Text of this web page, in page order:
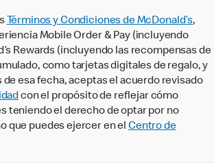
Términos y Condiciones de McDonald’s,
Mobile Order & Pay (incluyendo
Rewards (incluyendo las recompensas de
como tarjetas digitales de regalo, y
esa fecha, aceptas el acuerdo revisado
con el propósito de reflejar cómo
teniendo el derecho de optar por no
que puedes ejercer en el Centro de